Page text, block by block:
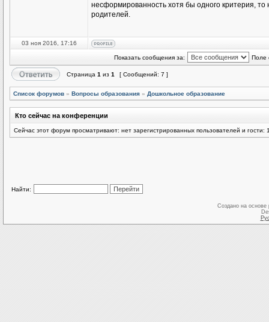
несформированность хотя бы одного критерия, то
родителей.
03 ноя 2016, 17:16
Показать сообщения за: Поле
Страница 1 из 1 [ Сообщений: 7 ]
Список форумов » Вопросы образования » Дошкольное образование
Кто сейчас на конференции
Сейчас этот форум просматривают: нет зарегистрированных пользователей и гости:
Найти:
Создано на основе